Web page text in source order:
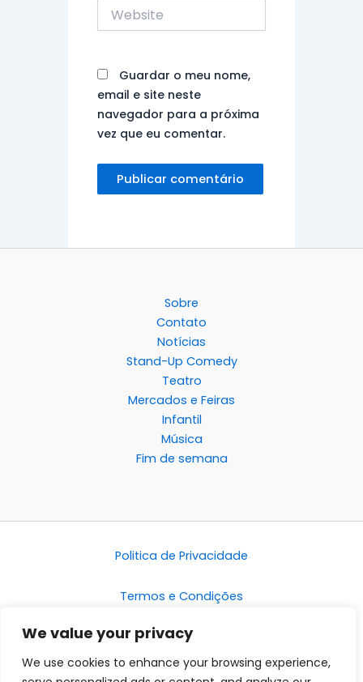
We value your privacy
We use cookies to enhance your browsing experience,
Website
Guardar o meu nome,
email e site neste
navegador para a próxima
vez que eu comentar.
Sobre
Contato
Notícias
Stand-Up Comedy
Teatro
Mercados e Feiras
Infantil
Música
Fim de semana
Politica de Privacidade
Termos e Condições
Disclaimer